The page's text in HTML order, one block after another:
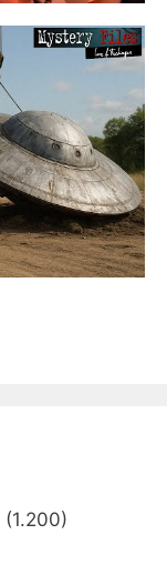
(1.200)